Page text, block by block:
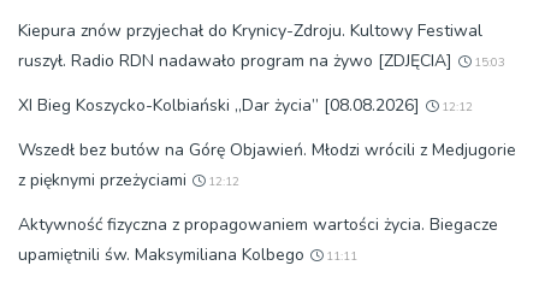
Kiepura znów przyjechał do Krynicy-Zdroju. Kultowy Festiwal
ruszył. Radio RDN nadawało program na żywo [ZDJĘCIA]
15:03
XI Bieg Koszycko-Kolbiański „Dar życia” [08.08.2026] 12:12
Wszedł bez butów na Górę Objawień. Młodzi wrócili z Medjugorie
z pięknymi przeżyciami
12:12
Aktywność fizyczna z propagowaniem wartości życia. Biegacze
upamiętnili św. Maksymiliana Kolbego
11:11